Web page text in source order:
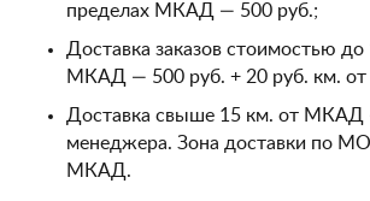
пределах МКАД — 500 руб.;
Доставка заказов стоимостью до
МКАД — 500 руб. + 20 руб. км.
Доставка свыше 15 км. от МКАД
менеджера. Зона доставки по
МКАД.